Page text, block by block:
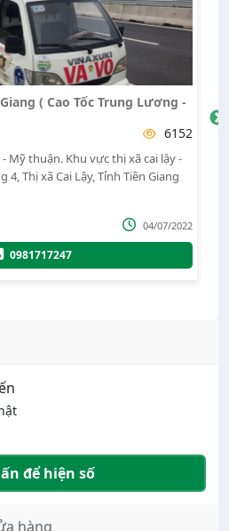
Lưu Động Phong
QL 1A, Xã Mỹ Đức Đông, Huyện Cái Bè,
Google Maps
để hiện số
hàng